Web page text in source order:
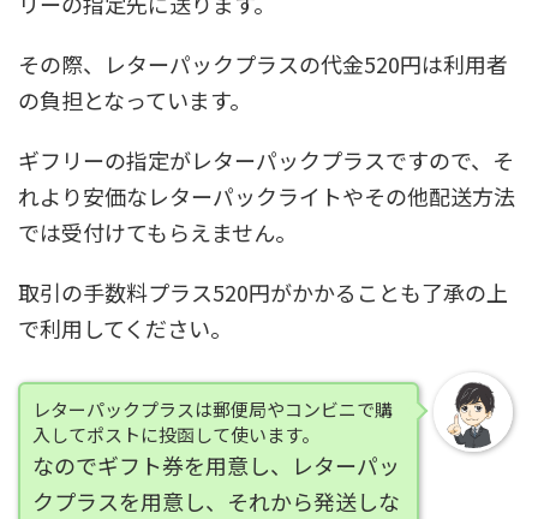
その際、レターパックプラスの代金520円は利用者
の負担となっています。
ギフリーの指定がレターパックプラスですので、そ
れより安価なレターパックライトやその他配送方法
では受付けてもらえません。
取引の手数料プラス520円がかかることも了承の上
で利用してください。
レターパックプラスは郵便局やコンビニで購
入してポストに投函して使います。
なのでギフト券を用意し、レターパッ
クプラスを用意し、それから発送しな